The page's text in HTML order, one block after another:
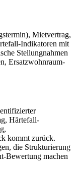
Mietvertrag,
Indikatoren mit
Stellungnahmen
Ersatzwohnraum-
Härtefall-
kommt zurück.
die Strukturierung
Bewertung machen